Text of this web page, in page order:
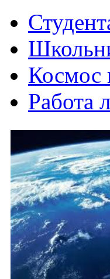
Космос
Работа